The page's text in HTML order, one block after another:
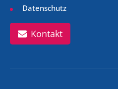
Datenschutz
Kontakt